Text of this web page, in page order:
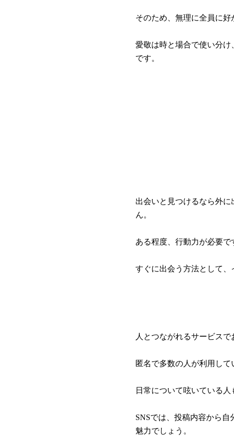
そのため、無理に全員に好
愛敬は時と場合で使い分
です。
出会いと見つけるなら外
ん。
ある程度、行動力が必要で
すぐに出会う方法として、
人とつながれるサービスで
匿名で多数の人が利用して
日常について呟いている
SNSでは、投稿内容から
魅力でしょう。